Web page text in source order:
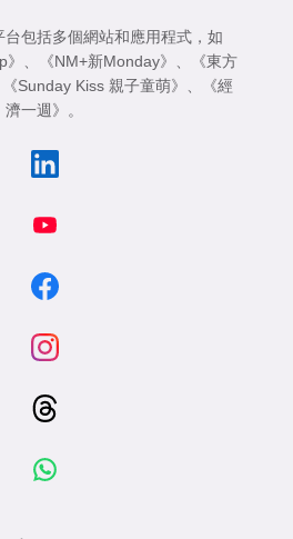
包括多個網站和應用程式，如
《NM+新Monday》
《東方
《Sunday Kiss 親子童萌》
《經
濟一週》
。